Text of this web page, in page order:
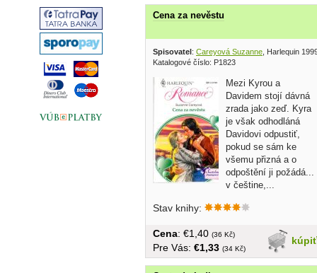
Cena za nevěstu
Spisovatel: Careyová Suzanne , Harlequin
Katalogové číslo: P1823
Mezi Kyrou a
Davidem stojí dávná
zrada jako zeď. Kyra
je však odhodláná
Davidovi odpustiť,
pokud se sám ke
všemu přizná a o
odpoštění ji požádá...
v češtine,...
Stav knihy:
kúpiť
Cena: €1,40 (36 Kč)
Pre Vás: €1,33 (34 Kč)